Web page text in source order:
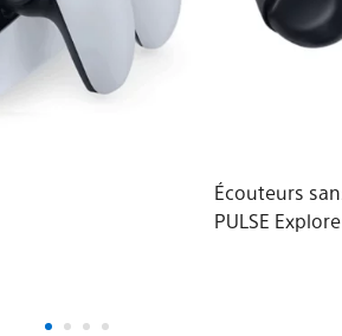
Écouteurs
PULSE